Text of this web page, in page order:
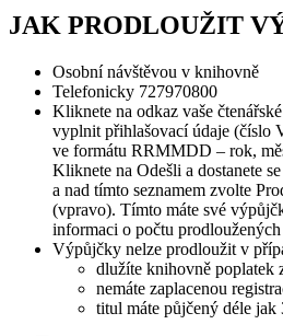
JAK PRODLOUŽIT
Osobní návštěvou v knihovně
Telefonicky 727970800
Kliknete na odkaz vaše
vyplnit přihlašovací údaje (číslo
ve formátu RRMMDD – rok,
Kliknete na Odešli a dostanete
a nad tímto seznamem zvolte
(vpravo). Tímto máte své
informaci o počtu
Výpůjčky nelze prodloužit v
dlužíte knihovně poplatek
nemáte zaplacenou
titul máte půjčený déle jak